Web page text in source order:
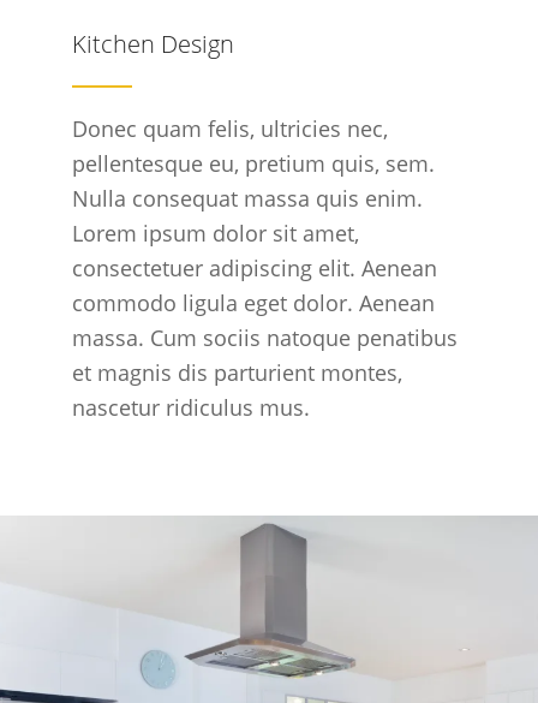
Kitchen Design
Donec quam felis, ultricies nec,
pellentesque eu, pretium quis, sem.
Nulla consequat massa quis enim.
Lorem ipsum dolor sit amet,
consectetuer adipiscing elit. Aenean
commodo ligula eget dolor. Aenean
massa. Cum sociis natoque penatibus
et magnis dis parturient montes,
nascetur ridiculus mus.